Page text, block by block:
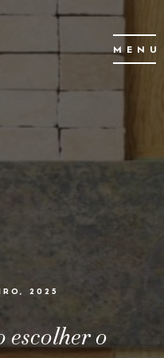
MENU
2025
escolher o